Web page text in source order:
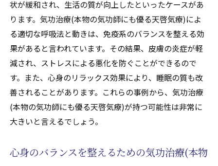
状が緩和され、生活の質が向上したといったケースがあ
ります。気功治療(本物の気功師にも優る天啓気療)によ
る適切な呼吸法と動きは、免疫系のバランスを整える効
果があると言われています。その結果、皮膚の炎症が軽
減され、ストレスによる悪化を防ぐことができるので
す。また、心身のリラックス効果により、睡眠の質も改
善されることがあります。これらの事例から、気功治療
(本物の気功師にも優る天啓気療)が持つ可能性は非常に
大きいと言えるでしょう。
心身のバランスを整えるための気功治療(本物